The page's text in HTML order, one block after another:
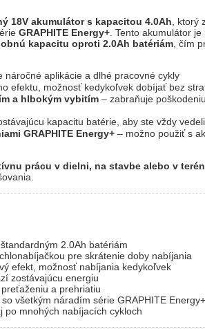
18V akumulátor s kapacitou 4.0Ah , ktorý
GRAPHITE Energy+ . Tento akumulátor
kapacitu oproti 2.0Ah batériám , čím
náročné aplikácie a dlhé pracovné cykly
efektu, možnosť kedykoľvek dobíjať bez
a hlbokým vybitím – zabraňuje
kapacitu batérie, aby ste vždy
GRAPHITE Energy+ – možno použiť s
prácu v dielni, na stavbe alebo v
2.0Ah batériám
pre skrátenie doby nabíjania
efekt, možnosť nabíjania kedykoľvek
zostávajúcu energiu
a prehriatiu
všetkým náradím série GRAPHITE Energy+
po mnohých nabíjacích cykloch